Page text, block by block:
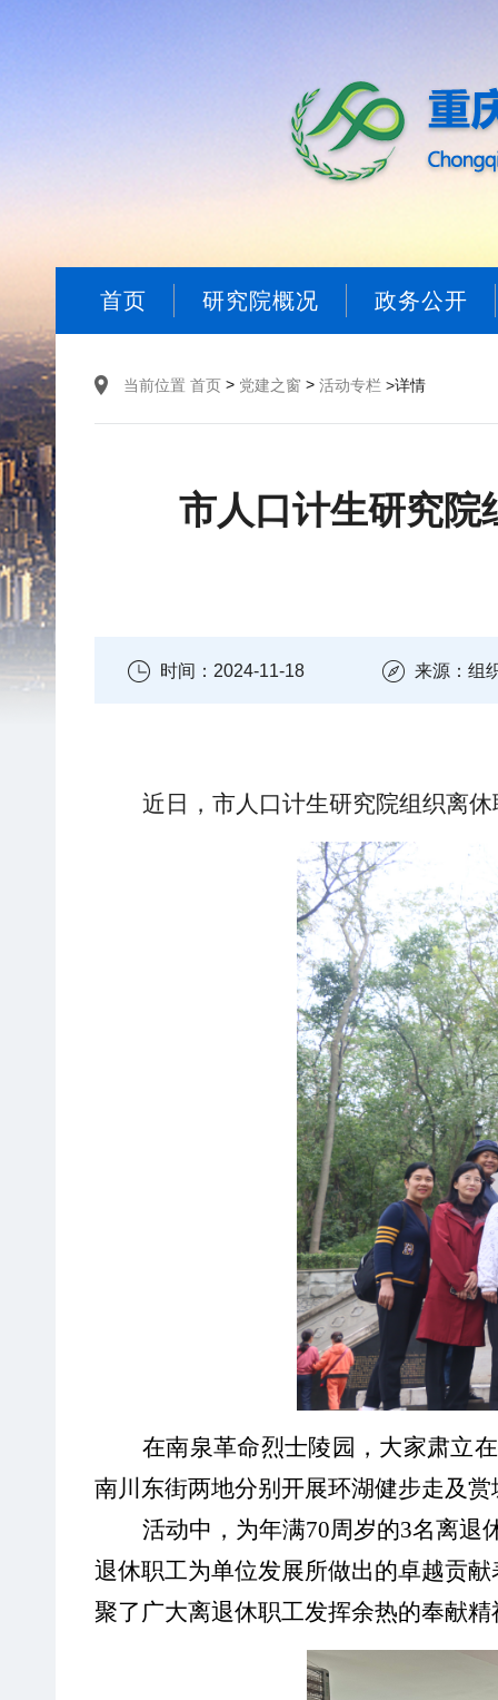
首页 研究院概况 政务公开
当前位置 首页 > 党建之窗 > 活动专栏 >详情
市人口计生研究院
时间：2024-11-18 来源：组
近日，市人口计生研究院组织离
在南泉革命烈士陵园 ，大家肃立在
南川东街两地分别开展环湖健步走及
活动中，为年满70周岁的3名离退
退休职工为单位发展所做出的卓越贡
聚了广大离退休职工发挥余热的奉献精